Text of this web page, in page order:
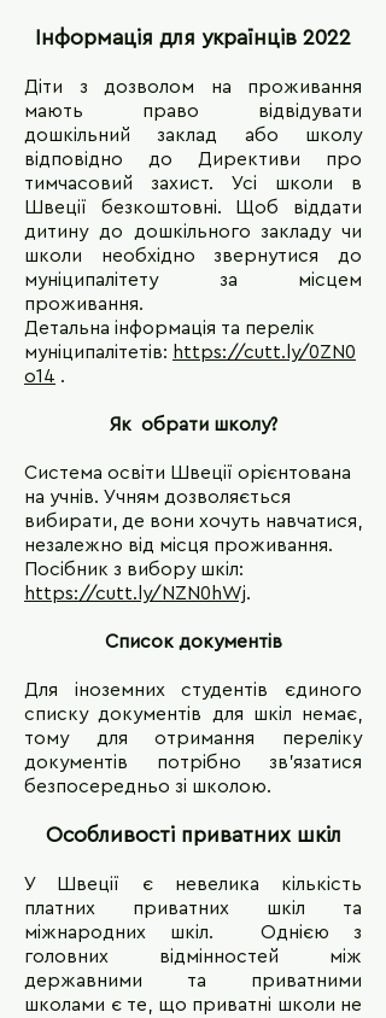
Інформація для українців 2022
Діти з дозволом на проживання
мають право відвідувати
дошкільний заклад або школу
відповідно до Директиви про
тимчасовий захист. Усі школи в
Швеції безкоштовні. Щоб віддати
дитину до дошкільного закладу чи
школи необхідно звернутися до
муніципалітету за місцем
проживання.
Детальна інформація та перелік
муніципалітетів: https://cutt.ly/0ZN0
o14 .
Як обрати школу?
Система освіти Швеції орієнтована
на учнів. Учням дозволяється
вибирати, де вони хочуть навчатися,
незалежно від місця проживання.
Посібник з вибору шкіл:
https://cutt.ly/NZN0hWj.
Список документів
Для іноземних студентів єдиного
списку документів для шкіл немає,
тому для отримання переліку
документів потрібно зв'язатися
безпосередньо зі школою.
Особливості приватних шкіл
У Швеції є невелика кількість
платних приватних шкіл та
міжнародних шкіл. Однією з
головних відмінностей між
державними та приватними
школами є те, що приватні школи не